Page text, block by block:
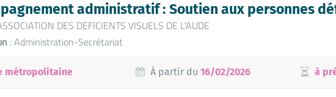
administratif : Soutien aux personnes
DES DEFICIENTS VISUELS DE L'AUDE
: Administration-Secrétariat
métropolitaine À partir du16/02/2026 à